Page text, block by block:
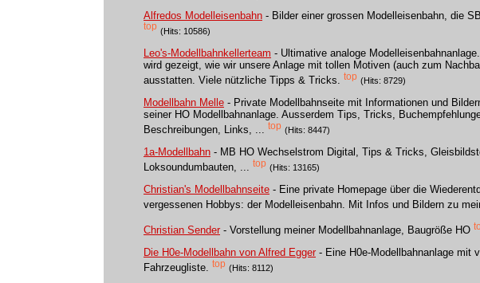
Alfredos Modelleisenbahn - Bilder einer grossen Modelleisenbahn, die
top (Hits: 10586)
Leo's-Modellbahnkellerteam - Ultimative analoge
wird gezeigt, wie wir unsere Anlage mit tollen Motiven (auch zum
ausstatten. Viele nützliche Tipps & Tricks.
top (Hits: 8729)
Modellbahn Melle - Private Modellbahnseite mit Informationen und
seiner HO Modellbahnanlage. Ausserdem Tips, Tricks,
Beschreibungen, Links, ...
top (Hits: 8447)
1a-Modellbahn - MB HO Wechselstrom Digital, Tips & Tricks,
Loksoundumbauten, ...
top (Hits: 13165)
Christian's Modellbahnseite - Eine private Homepage über die
vergessenen Hobbys: der Modelleisenbahn. Mit Infos und Bildern zu
Christian Sender - Vorstellung meiner Modellbahnanlage, Baugröße HO
Die H0e-Modellbahn von Alfred Egger - Eine H0e-Modellbahnanlage mit
Fahrzeugliste. top (Hits: 8112)